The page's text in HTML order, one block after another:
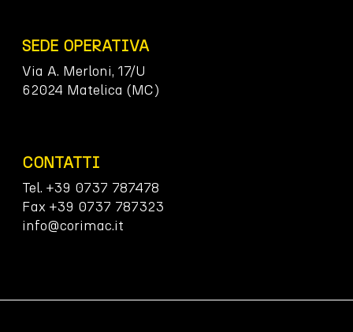
SEDE OPERATIVA
Via A. Merloni, 17/U
62024 Matelica (MC)
CONTATTI
Tel. +39 0737 787478
Fax +39 0737 787323
info@corimac.it